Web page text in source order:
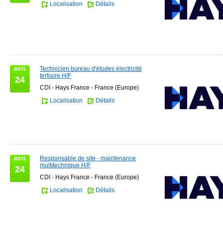
Localisation
Détails
avri.
24
Technicien bureau d'études électricité
tertiaire H/F
CDI - Hays France - France (Europe)
Localisation
Détails
avri.
24
Responsable de site - maintenance
multitechnique H/F
CDI - Hays France - France (Europe)
Localisation
Détails